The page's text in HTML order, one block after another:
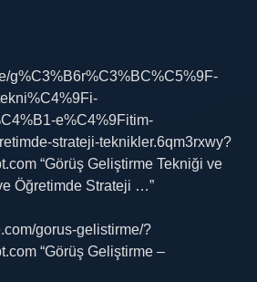
g%C3%B6r%C3%BC%C5%9F-
e%C4%9Fitim-
strateji-teknikler.6qm3rxwy?
“Görüş Geliştirme Tekniği ve
Öğretimde Strateji …”
gorus-gelistirme/?
“Görüş Geliştirme –